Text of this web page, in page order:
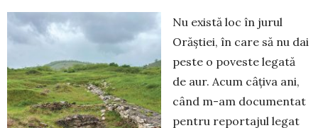
Nu există loc în jurul
Orăștiei, în care să nu dai
peste o poveste legată
de aur. Acum câțiva ani,
când m-am documentat
pentru reportajul legat